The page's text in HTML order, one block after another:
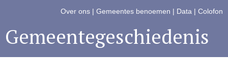
Over ons | Gemeentes benoemen | Data | Colofon
Gemeentegeschiedenis